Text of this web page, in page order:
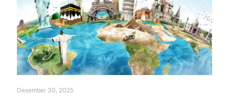
Desember 30, 2025